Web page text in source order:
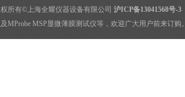
所有©上海全耀仪器设备有限公司 沪ICP备13041568号-3
MProbe MSP显微薄膜测试仪等，欢迎广大用户前来订购。